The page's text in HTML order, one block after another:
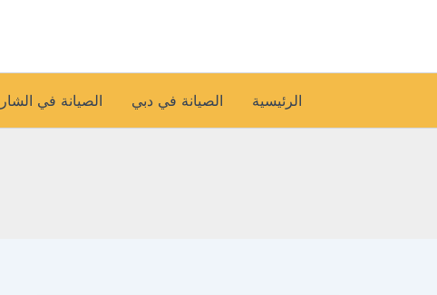
الرئيسية الصيانة في دبي الصيانة في